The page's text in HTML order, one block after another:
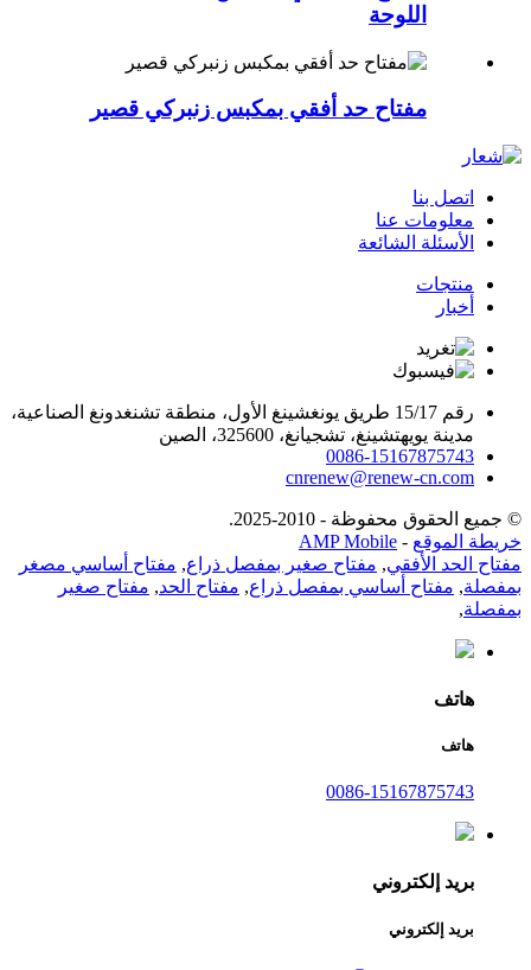
اللوحة
مفتاح حد أفقي بمكبس زنبركي قصير
اتصل بنا
معلومات عنا
الأسئلة الشائعة
منتجات
أخبار
رقم 15/17 طريق يونغشينغ الأول، منطقة تشنغدونغ الصناعية،
مدينة يويهتشينغ، تشجيانغ، 325600، الصين
0086-15167875743
cnrenew@renew-cn.com
© جميع الحقوق محفوظة - 2010-2025.
خريطة الموقع -
AMP Mobile
مفتاح الحد الأفقي, مفتاح صغير بمفصل ذراع, مفتاح أساسي مصغر
بمفصلة, مفتاح أساسي بمفصل ذراع, مفتاح الحد, مفتاح صغير
بمفصلة,
هاتف
هاتف
0086-15167875743
بريد إلكتروني
بريد إلكتروني